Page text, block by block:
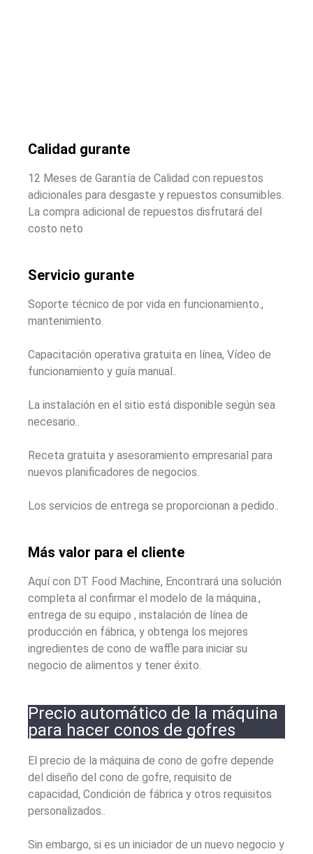
Calidad gurante
12 Meses de Garantía de Calidad con repuestos
adicionales para desgaste y repuestos consumibles.
La compra adicional de repuestos disfrutará del
costo neto
Servicio gurante
Soporte técnico de por vida en funcionamiento.,
mantenimiento.
Capacitación operativa gratuita en línea, Vídeo de
funcionamiento y guía manual..
La instalación en el sitio está disponible según sea
necesario..
Receta gratuita y asesoramiento empresarial para
nuevos planificadores de negocios.
Los servicios de entrega se proporcionan a pedido..
Más valor para el cliente
Aquí con DT Food Machine, Encontrará una solución
completa al confirmar el modelo de la máquina.,
entrega de su equipo , instalación de línea de
producción en fábrica, y obtenga los mejores
ingredientes de cono de waffle para iniciar su
negocio de alimentos y tener éxito.
Precio automático de la máquina
para hacer conos de gofres
El precio de la máquina de cono de gofre depende
del diseño del cono de gofre, requisito de
capacidad, Condición de fábrica y otros requisitos
personalizados..
Sin embargo, si es un iniciador de un nuevo negocio y